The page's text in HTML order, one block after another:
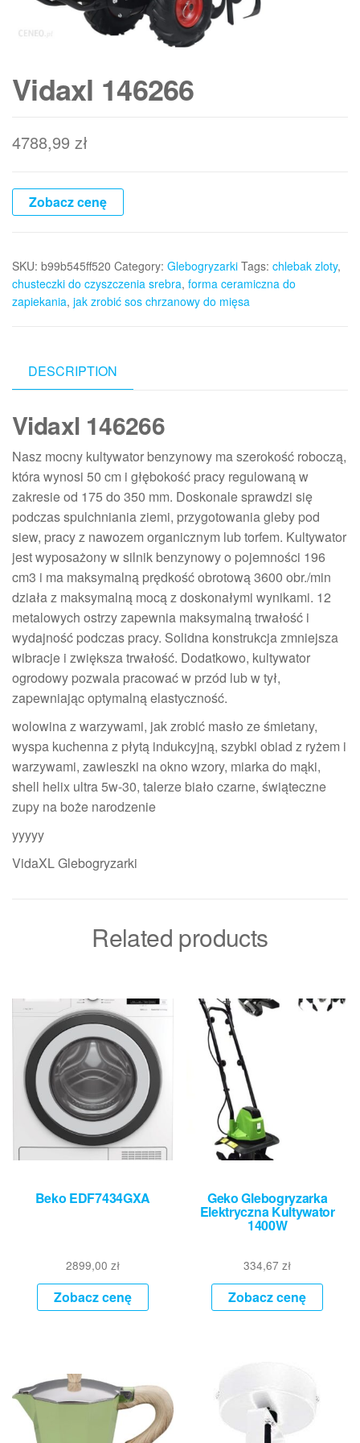
Vidaxl 146266
4788,99 zł
Zobacz cenę
SKU: b99b545ff520 Category: Glebogryzarki Tags: chlebak zloty,
chusteczki do czyszczenia srebra, forma ceramiczna do
zapiekania, jak zrobić sos chrzanowy do mięsa
DESCRIPTION
Vidaxl 146266
Nasz mocny kultywator benzynowy ma szerokość roboczą,
która wynosi 50 cm i głębokość pracy regulowaną w
zakresie od 175 do 350 mm. Doskonale sprawdzi się
podczas spulchniania ziemi, przygotowania gleby pod
siew, pracy z nawozem organicznym lub torfem. Kultywator
jest wyposażony w silnik benzynowy o pojemności 196
cm3 i ma maksymalną prędkość obrotową 3600 obr./min
działa z maksymalną mocą z doskonałymi wynikami. 12
metalowych ostrzy zapewnia maksymalną trwałość i
wydajność podczas pracy. Solidna konstrukcja zmniejsza
wibracje i zwiększa trwałość. Dodatkowo, kultywator
ogrodowy pozwala pracować w przód lub w tył,
zapewniając optymalną elastyczność.
wolowina z warzywami, jak zrobić masło ze śmietany,
wyspa kuchenna z płytą indukcyjną, szybki obiad z ryżem i
warzywami, zawieszki na okno wzory, miarka do mąki,
shell helix ultra 5w-30, talerze biało czarne, świąteczne
zupy na boże narodzenie
yyyyy
VidaXL Glebogryzarki
Related products
Beko EDF7434GXA
2899,00 zł
Zobacz cenę
Geko Glebogryzarka
Elektryczna Kultywator
1400W
334,67zł
Zobacz cenę